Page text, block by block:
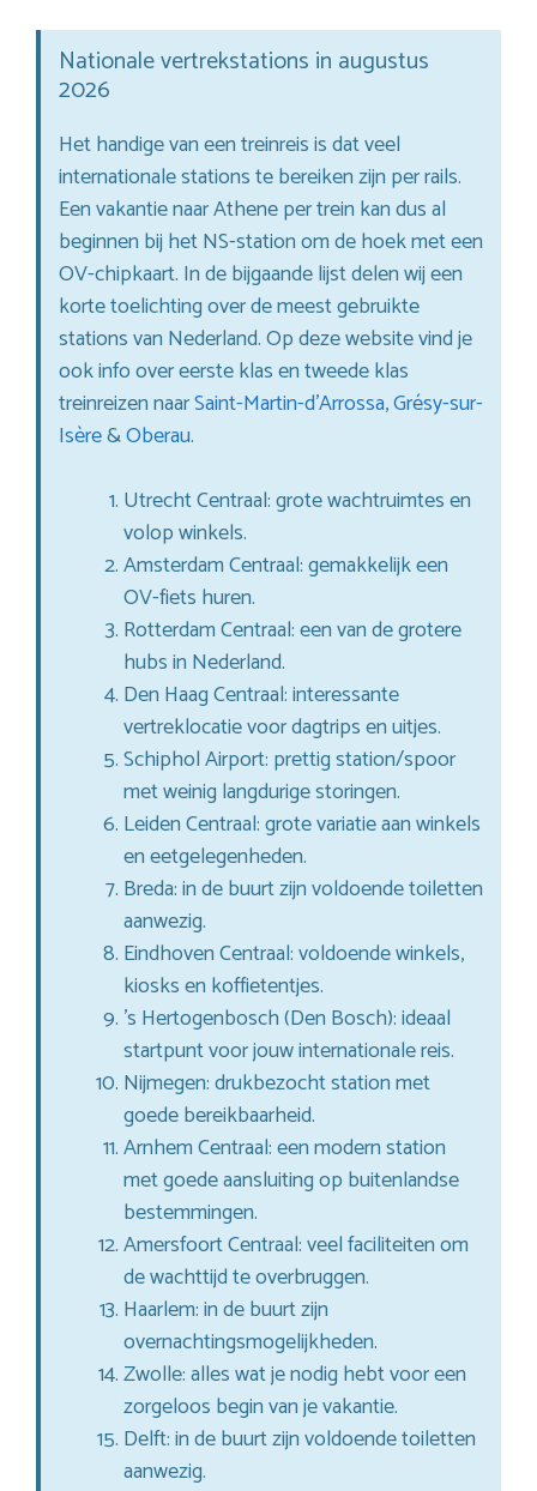
Nationale vertrekstations in augustus
2026
Het handige van een treinreis is dat veel
internationale stations te bereiken zijn per rails.
Een vakantie naar Athene per trein kan dus al
beginnen bij het NS-station om de hoek met een
OV-chipkaart. In de bijgaande lijst delen wij een
korte toelichting over de meest gebruikte
stations van Nederland. Op deze website vind je
ook info over eerste klas en tweede klas
treinreizen naarSaint-Martin-d’Arrossa,Grésy-sur-
Isère&Oberau.
Utrecht Centraal: grote wachtruimtes en
volop winkels.
Amsterdam Centraal: gemakkelijk een
OV-fiets huren.
Rotterdam Centraal: een van de grotere
hubs in Nederland.
Den Haag Centraal: interessante
vertreklocatie voor dagtrips en uitjes.
Schiphol Airport: prettig station/spoor
met weinig langdurige storingen.
Leiden Centraal: grote variatie aan winkels
en eetgelegenheden.
Breda: in de buurt zijn voldoende toiletten
aanwezig.
Eindhoven Centraal: voldoende winkels,
kiosks en koffietentjes.
’s Hertogenbosch (Den Bosch): ideaal
startpunt voor jouw internationale reis.
Nijmegen: drukbezocht station met
goede bereikbaarheid.
Arnhem Centraal: een modern station
met goede aansluiting op buitenlandse
bestemmingen.
Amersfoort Centraal: veel faciliteiten om
de wachttijd te overbruggen.
Haarlem: in de buurt zijn
overnachtingsmogelijkheden.
Zwolle: alles wat je nodig hebt voor een
zorgeloos begin van je vakantie.
Delft: in de buurt zijn voldoende toiletten
aanwezig.